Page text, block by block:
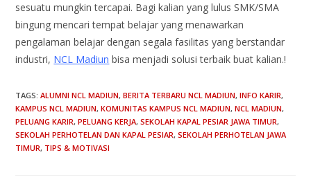
sesuatu mungkin tercapai. Bagi kalian yang lulus SMK/SMA
bingung mencari tempat belajar yang menawarkan
pengalaman belajar dengan segala fasilitas yang berstandar
industri, NCL Madiun bisa menjadi solusi terbaik buat kalian.!
TAGS:ALUMNI NCL MADIUN, BERITA TERBARU NCL MADIUN, INFO KARIR,
KAMPUS NCL MADIUN, KOMUNITAS KAMPUS NCL MADIUN, NCL MADIUN,
PELUANG KARIR, PELUANG KERJA, SEKOLAH KAPAL PESIAR JAWA TIMUR,
SEKOLAH PERHOTELAN DAN KAPAL PESIAR, SEKOLAH PERHOTELAN JAWA
TIMUR, TIPS & MOTIVASI